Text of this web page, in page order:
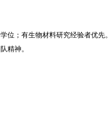
位；有生物材料研究经验者优先。
精神。